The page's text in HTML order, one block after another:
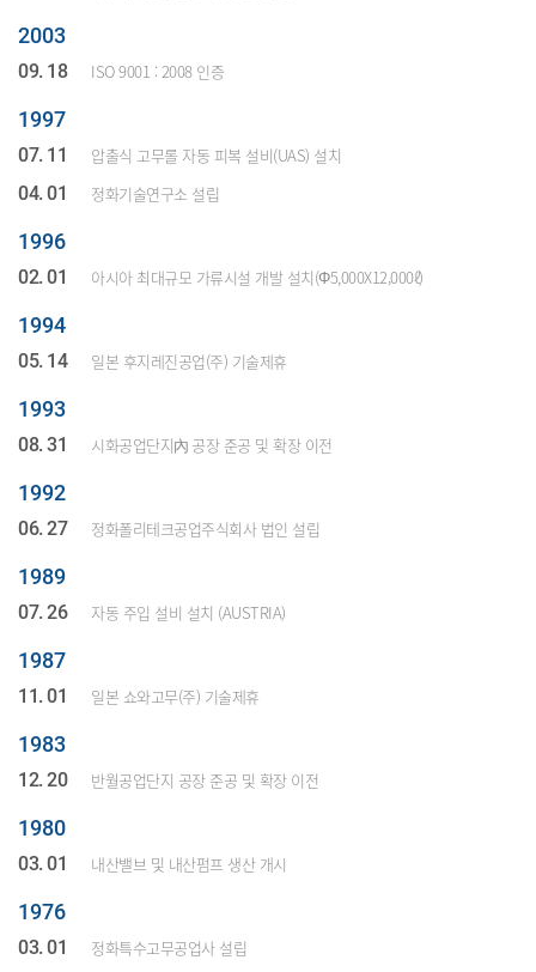
2003
09. 18 ISO 9001 : 2008 인증
1997
07. 11
압출식 고무롤 자동 피복 설비(UAS) 설치
04. 01
정화기술연구소 설립
1996
02. 01 아시아 최대규모 가류시설 개발 설치(Φ5,000X12,000ℓ)
1994
05. 14 일본 후지레진공업(주) 기술제휴
1993
08. 31 시화공업단지內 공장 준공 및 확장 이전
1992
06. 27 정화폴리테크공업주식회사 법인 설립
1989
07. 26 자동 주입 설비 설치 (AUSTRIA)
1987
11. 01 일본 쇼와고무(주) 기술제휴
1983
12. 20 반월공업단지 공장 준공 및 확장 이전
1980
03. 01 내산밸브 및 내산펌프 생산 개시
1976
03. 01 정화특수고무공업사 설립